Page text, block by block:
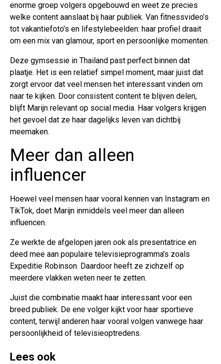
enorme groep volgers opgebouwd en weet ze precies
welke content aanslaat bij haar publiek. Van fitnessvideo’s
tot vakantiefoto’s en lifestylebeelden: haar profiel draait
om een mix van glamour, sport en persoonlijke momenten.
Deze gymsessie in Thailand past perfect binnen dat
plaatje. Het is een relatief simpel moment, maar juist dat
zorgt ervoor dat veel mensen het interessant vinden om
naar te kijken. Door consistent content te blijven delen,
blijft Marijn relevant op social media. Haar volgers krijgen
het gevoel dat ze haar dagelijks leven van dichtbij
meemaken.
Meer dan alleen
influencer
Hoewel veel mensen haar vooral kennen van Instagram en
TikTok, doet Marijn inmiddels veel meer dan alleen
influencen.
Ze werkte de afgelopen jaren ook als presentatrice en
deed mee aan populaire televisieprogramma’s zoals
Expeditie Robinson. Daardoor heeft ze zichzelf op
meerdere vlakken weten neer te zetten.
Juist die combinatie maakt haar interessant voor een
breed publiek. De ene volger kijkt voor haar sportieve
content, terwijl anderen haar vooral volgen vanwege haar
persoonlijkheid of televisieoptredens.
Lees ook